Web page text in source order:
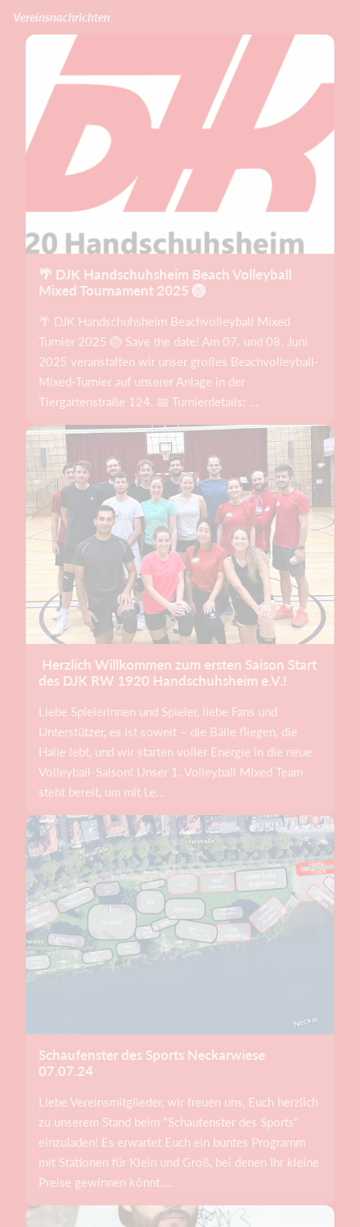
Vereinsnachrichten
🌴 DJK Handschuhsheim Beach Volleyball
Mixed Tournament 2025 🏐
🌴 DJK Handschuhsheim Beachvolleyball Mixed
Turnier 2025 🏐 Save the date! Am 07. und 08. Juni
2025 veranstalten wir unser großes Beachvolleyball-
Mixed-Turnier auf unserer Anlage in der
Tiergartenstraße 124. 📅 Turnierdetails: ...
​​ Herzlich Willkommen zum ersten Saison Start
des DJK RW 1920 Handschuhsheim e.V.!
Liebe Spielerinnen und Spieler, liebe Fans und
Unterstützer, es ist soweit – die Bälle fliegen, die
Halle lebt, und wir starten voller Energie in die neue
Volleyball-Saison! Unser 1. Volleyball Mixed Team
steht bereit, um mit Le...
Schaufenster des Sports Neckarwiese
07.07.24
Liebe Vereinsmitglieder, wir freuen uns, Euch herzlich
zu unserem Stand beim "Schaufenster des Sports"
einzuladen! Es erwartet Euch ein buntes Programm
mit Stationen für Klein und Groß, bei denen Ihr kleine
Preise gewinnen könnt....